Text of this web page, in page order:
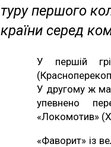
туру першого
країни серед
У першій
У другому ж
упевнено
«Локомотив»
«Фаворит» із